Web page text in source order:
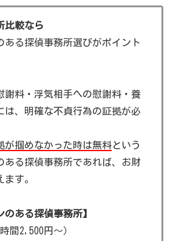
比較なら
ある探偵事務所選びがポイント
謝料・浮気相手への慰謝料・養
は、明確な不貞行為の証拠が必
が掴めなかった時は無料という
ある探偵事務所であれば、お財
す。
のある探偵事務所】
時間2,500円～）